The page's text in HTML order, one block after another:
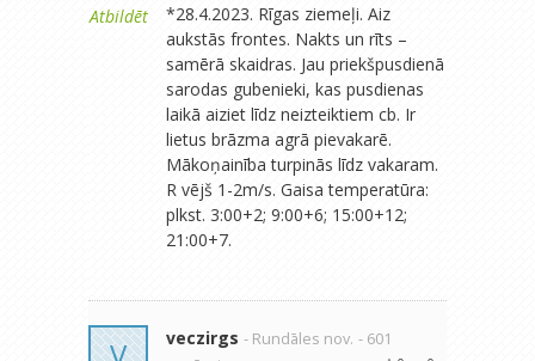
Atbildēt
*28.4.2023. Rīgas ziemeļi. Aiz
aukstās frontes. Nakts un rīts –
samērā skaidras. Jau priekšpusdienā
sarodas gubenieki, kas pusdienas
laikā aiziet līdz neizteiktiem cb. Ir
lietus brāzma agrā pievakarē.
Mākoņainība turpinās līdz vakaram.
R vējš 1-2m/s. Gaisa temperatūra:
plkst. 3:00+2; 9:00+6; 15:00+12;
21:00+7.
veczirgs - Rundāles nov. - 601